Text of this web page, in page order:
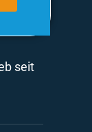
seit